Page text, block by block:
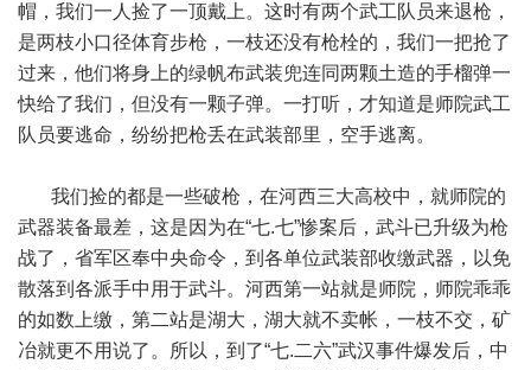
帽，我们一人捡了一顶戴上。这时有两个武工队员来退枪，
是两枝小口径体育步枪，一枝还没有枪栓的，我们一把抢了
过来，他们将身上的绿帆布武装兜连同两颗土造的手榴弹一
快给了我们，但没有一颗子弹。一打听，才知道是师院武工
队员要逃命，纷纷把枪丢在武装部里，空手逃离。
我们捡的都是一些破枪，在河西三大高校中，就师院的
武器装备最差，这是因为在“七.七”惨案后，武斗已升级为枪
战了，省军区奉中央命令，到各单位武装部收缴武器，以免
散落到各派手中用于武斗。河西第一站就是师院，师院乖乖
的如数上缴，第二站是湖大，湖大就不卖帐，一枝不交，矿
冶就更不用说了。所以，到了“七.二六”武汉事件爆发后，中